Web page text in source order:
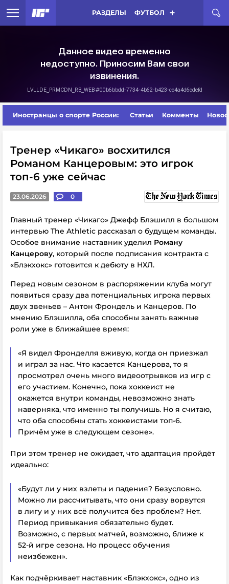
РАЗДЕЛЫ ФУТБОЛ
Иностранцы о спорте России: Статьи Комменты
Тренер «Чикаго» восхитился
Романом Канцеровым: это игрок
топ-6 уже сейчас
23.06.2026 0
Главный тренер «Чикаго» Джефф Блэшилл в большом
интервью The Athletic рассказал о будущем команды.
Особое внимание наставник уделил Роману
Канцерову, который после подписания контракта с
«Блэкхокс» готовится к дебюту в НХЛ.
Перед новым сезоном в распоряжении клуба могут
появиться сразу два потенциальных игрока первых
двух звеньев – Антон Фрондель и Канцеров. По
мнению Блэшилла, оба способны занять важные
роли уже в ближайшее время:
«Я видел Фронделля вживую, когда он приезжал
и играл за нас. Что касается Канцерова, то я
просмотрел очень много видеоотрывков из игр с
его участием. Конечно, пока хоккеист не
окажется внутри команды, невозможно знать
наверняка, что именно ты получишь. Но я считаю,
что оба способны стать хоккеистами топ-6.
Причём уже в следующем сезоне».
При этом тренер не ожидает, что адаптация пройдёт
идеально:
«Будут ли у них взлеты и падения? Безусловно.
Можно ли рассчитывать, что они сразу ворвутся
в лигу и у них всё получится без проблем? Нет.
Период привыкания обязательно будет.
Возможно, с первых матчей, возможно, ближе к
52-й игре сезона. Но процесс обучения
неизбежен».
Как подчёркивает наставник «Блэкхокс», одно из